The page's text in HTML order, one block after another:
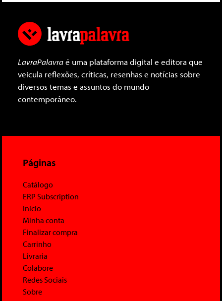
LavraPalavraé uma plataforma digital e editora que
veicula reflexões, críticas, resenhas e notícias sobre
diversos temas e assuntos do mundo
contemporâneo.
Páginas
Catálogo
ERP Subscription
Início
Minha conta
Finalizar compra
Carrinho
Livraria
Colabore
Redes Sociais
Sobre